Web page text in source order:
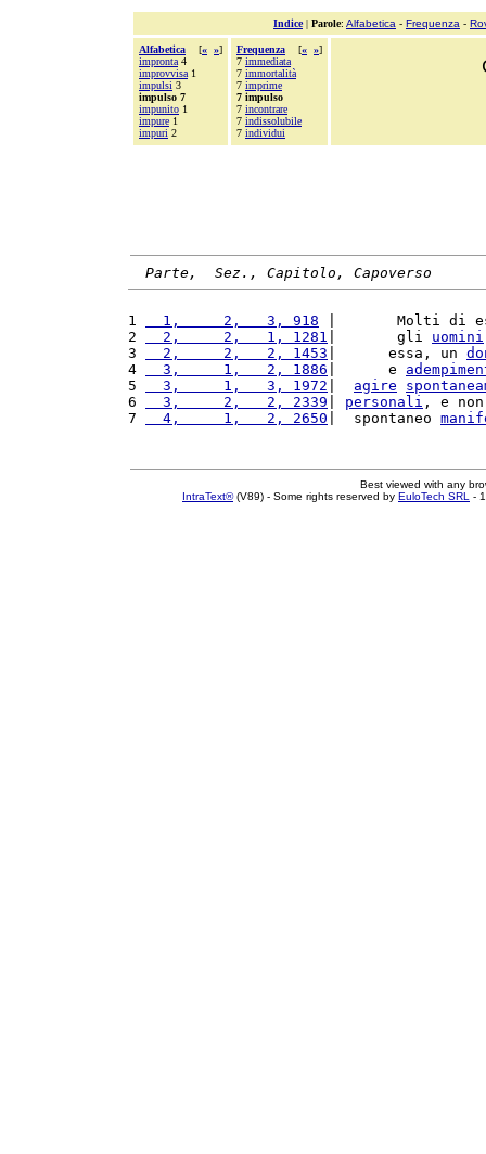
Indice| Parole: Alfabetica - Frequenza -
Alfabetica [« »]
impronta 4
improvvisa 1
impulsi 3
impulso 7
impunito 1
impure 1
impuri 2
Frequenza [« »]
7 immediata
7 immortalità
7 imprime
7 impulso
7 incontrare
7 indissolubile
7 individui
Parte,  Sez., Capitolo, Capoverso
1
  1,     2,   3, 918
|       Molti di
2
  2,     2,   1, 1281
|       gli uomini
3
  2,     2,   2, 1453
|      essa, un
4
  3,     1,   2, 1886
|      e
5
  3,     1,   3, 1972
agire
6
  3,     2,   2, 2339
personali , e
7
  4,     1,   2, 2650
|  spontaneo
Best viewed with any
IntraText®(V89) - Some rights reserved by EuloTech SRL -